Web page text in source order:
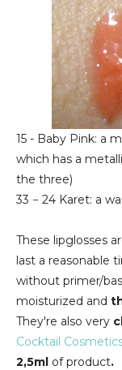
15 - Baby Pink: a
which has a
the three)
33 − 24 Karet: a
These lipglosses
last a reasonable
without primer/
moisturized and
They're also very
Cocktail
2,5ml of product.